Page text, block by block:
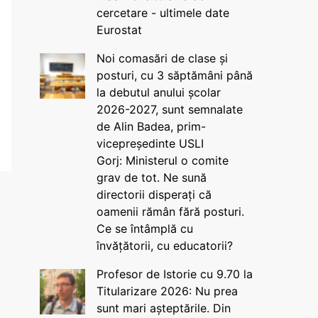
cercetare - ultimele date
Eurostat
Noi comasări de clase și
posturi, cu 3 săptămâni până
la debutul anului școlar
2026-2027, sunt semnalate
de Alin Badea, prim-
vicepreședinte USLI
Gorj: Ministerul o comite
grav de tot. Ne sună
directorii disperați că
oamenii rămân fără posturi.
Ce se întâmplă cu
învățătorii, cu educatorii?
Profesor de Istorie cu 9.70 la
Titularizare 2026: Nu prea
sunt mari așteptările. Din